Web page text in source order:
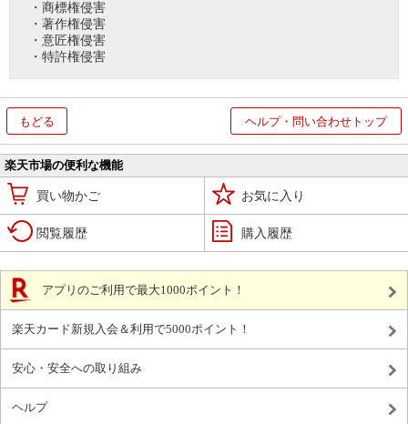
・商標権侵害
・著作権侵害
・意匠権侵害
・特許権侵害
もどる ヘルプ・問い合わせトップ
楽天市場の便利な機能
買い物かご お気に入り
閲覧履歴 購入履歴
アプリのご利用で最大1000ポイント！
楽天カード新規入会＆利用で5000ポイント！
安心・安全への取り組み
ヘルプ